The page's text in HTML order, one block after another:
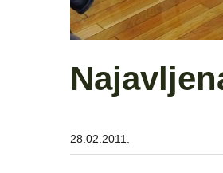
28.02.2011.